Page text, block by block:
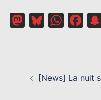
MastodonBlueskyWhatsApp
D’ARTICLE[News] La nuit